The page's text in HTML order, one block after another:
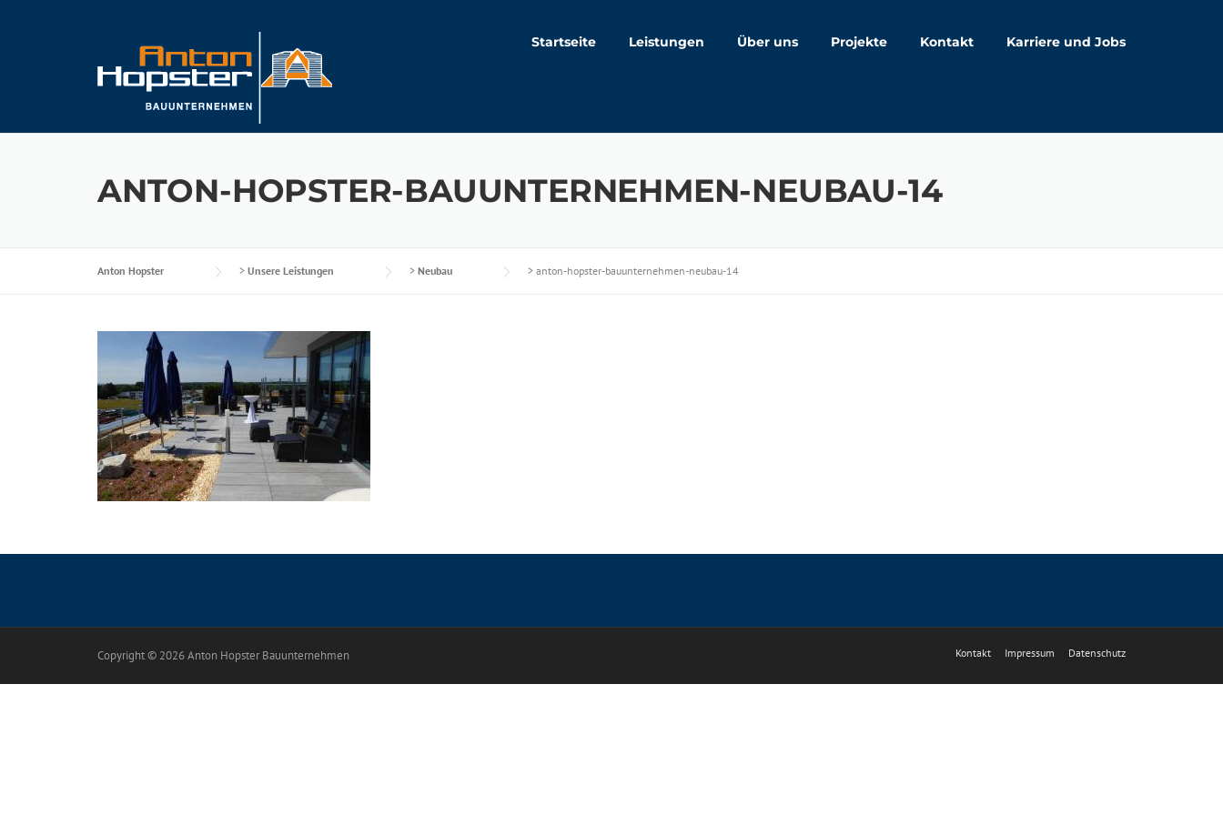
Startseite Leistungen Über uns Projekte Kontakt Karriere und Jobs
ANTON-HOPSTER-BAUUNTERNEHMEN-NEUBAU-14
Anton Hopster > Unsere Leistungen > Neubau > anton-hopster-bauunternehmen-neubau-14
Copyright © 2026 Anton Hopster Bauunternehmen Kontakt Impressum Datenschutz